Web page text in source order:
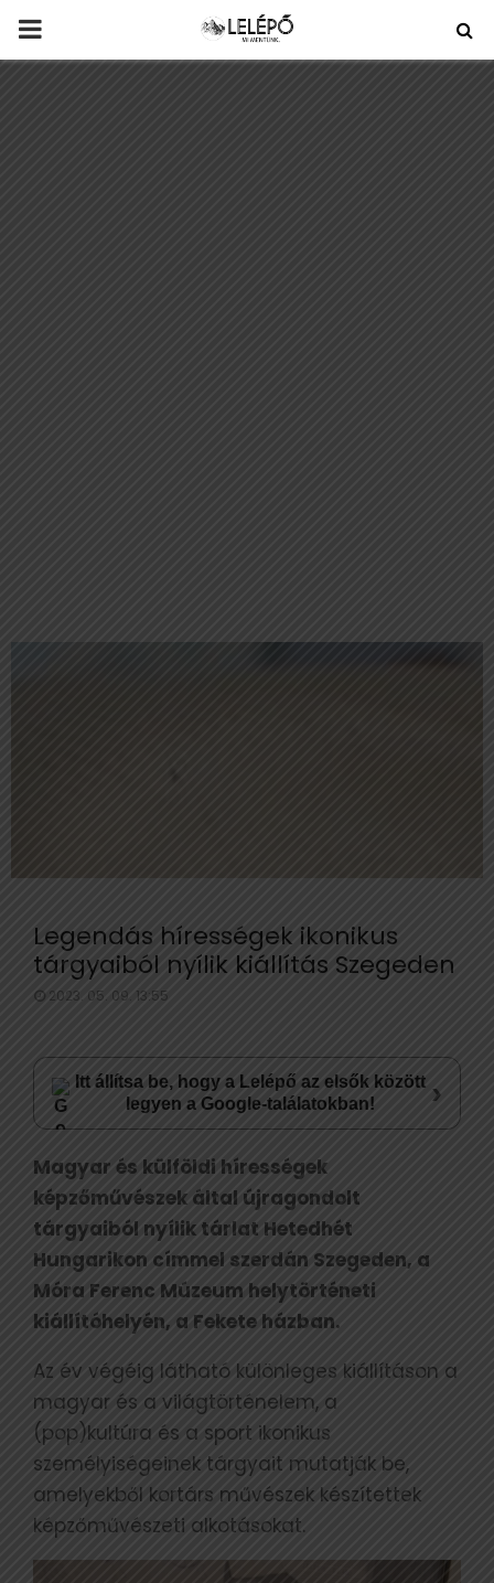
PRIMARY
Legendás hírességek ikonikus
tárgyaiból nyílik kiállítás Szegeden
2023. 05. 09. 13:55
Itt állítsa be, hogy a Lelépő az elsők között
legyen a Google-találatokban!
›
Magyar és külföldi hírességek
képzőművészek által újragondolt
tárgyaiból nyílik tárlat Hetedhét
Hungarikon címmel szerdán Szegeden, a
Móra Ferenc Múzeum helytörténeti
kiállítóhelyén, a Fekete házban.
Az év végéig látható különleges kiállításon a
magyar és a világtörténelem, a
(pop)kultúra és a sport ikonikus
személyiségeinek tárgyait mutatják be,
amelyekből kortárs művészek készítettek
képzőművészeti alkotásokat.